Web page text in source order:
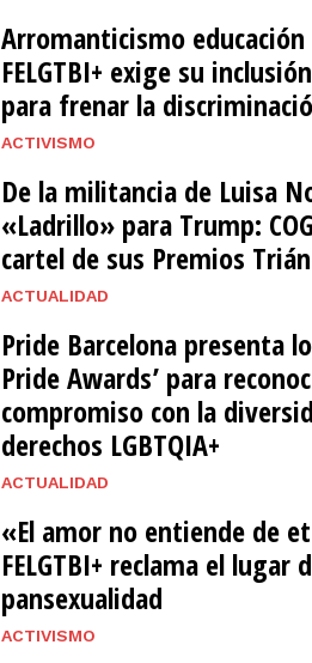
Arromanticismo
FELGTBI+ exige su
para frenar la
ACTIVISMO
​De la militancia de Luisa
«Ladrillo» para Trump:
cartel de sus Premios
ACTUALIDAD
Pride Barcelona presenta
Pride Awards’ para
compromiso con la
derechos LGBTQIA+
ACTUALIDAD
«El amor no entiende de
FELGTBI+ reclama el lugar
pansexualidad
ACTIVISMO